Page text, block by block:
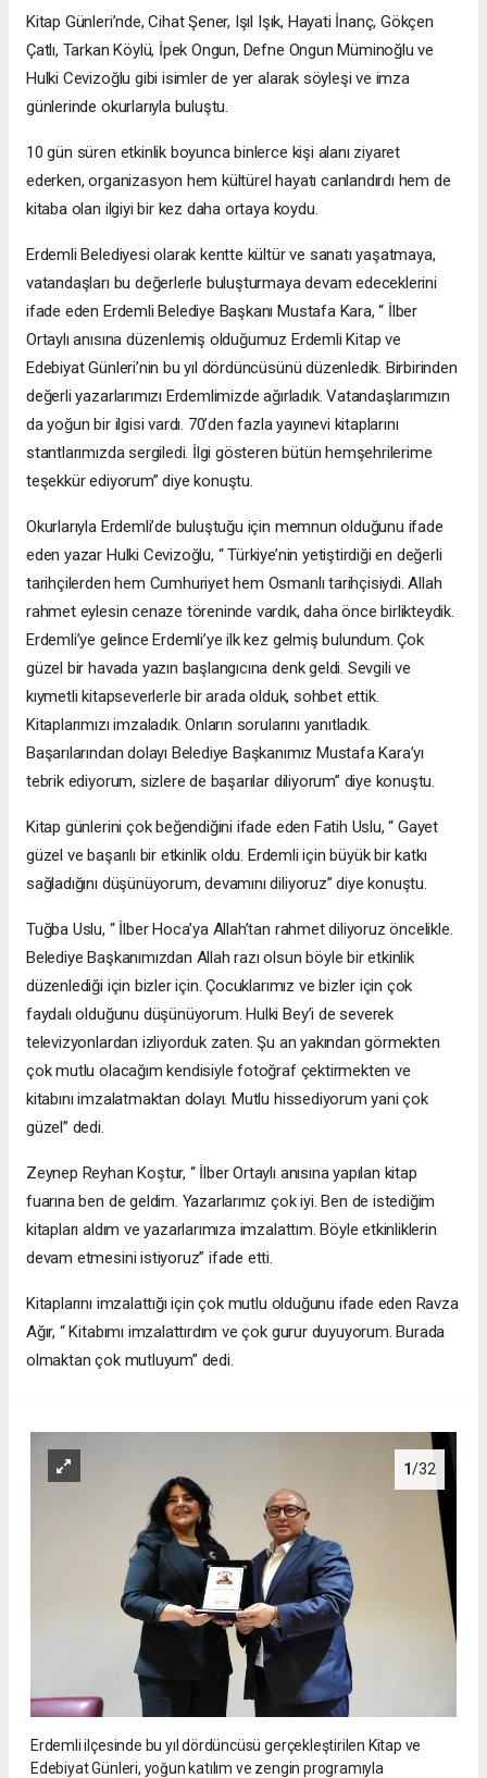
Kitap Günleri’nde, Cihat Şener, Işıl Işık, Hayati İnanç, Gökçen
Çatlı, Tarkan Köylü, İpek Ongun, Defne Ongun Müminoğlu ve
Hulki Cevizoğlu gibi isimler de yer alarak söyleşi ve imza
günlerinde okurlarıyla buluştu.
10 gün süren etkinlik boyunca binlerce kişi alanı ziyaret
ederken, organizasyon hem kültürel hayatı canlandırdı hem de
kitaba olan ilgiyi bir kez daha ortaya koydu.
Erdemli Belediyesi olarak kentte kültür ve sanatı yaşatmaya,
vatandaşları bu değerlerle buluşturmaya devam edeceklerini
ifade eden Erdemli Belediye Başkanı Mustafa Kara, “ İlber
Ortaylı anısına düzenlemiş olduğumuz Erdemli Kitap ve
Edebiyat Günleri’nin bu yıl dördüncüsünü düzenledik. Birbirinden
değerli yazarlarımızı Erdemlimizde ağırladık. Vatandaşlarımızın
da yoğun bir ilgisi vardı. 70’den fazla yayınevi kitaplarını
stantlarımızda sergiledi. İlgi gösteren bütün hemşehrilerime
teşekkür ediyorum” diye konuştu.
Okurlarıyla Erdemli’de buluştuğu için memnun olduğunu ifade
eden yazar Hulki Cevizoğlu, “ Türkiye’nin yetiştirdiği en değerli
tarihçilerden hem Cumhuriyet hem Osmanlı tarihçisiydi. Allah
rahmet eylesin cenaze töreninde vardık, daha önce birlikteydik.
Erdemli’ye gelince Erdemli’ye ilk kez gelmiş bulundum. Çok
güzel bir havada yazın başlangıcına denk geldi. Sevgili ve
kıymetli kitapseverlerle bir arada olduk, sohbet ettik.
Kitaplarımızı imzaladık. Onların sorularını yanıtladık.
Başarılarından dolayı Belediye Başkanımız Mustafa Kara’yı
tebrik ediyorum, sizlere de başarılar diliyorum” diye konuştu.
Kitap günlerini çok beğendiğini ifade eden Fatih Uslu, “ Gayet
güzel ve başarılı bir etkinlik oldu. Erdemli için büyük bir katkı
sağladığını düşünüyorum, devamını diliyoruz” diye konuştu.
Tuğba Uslu, “ İlber Hoca’ya Allah’tan rahmet diliyoruz öncelikle.
Belediye Başkanımızdan Allah razı olsun böyle bir etkinlik
düzenlediği için bizler için. Çocuklarımız ve bizler için çok
faydalı olduğunu düşünüyorum. Hulki Bey’i de severek
televizyonlardan izliyorduk zaten. Şu an yakından görmekten
çok mutlu olacağım kendisiyle fotoğraf çektirmekten ve
kitabını imzalatmaktan dolayı. Mutlu hissediyorum yani çok
güzel” dedi.
Zeynep Reyhan Koştur, “ İlber Ortaylı anısına yapılan kitap
fuarına ben de geldim. Yazarlarımız çok iyi. Ben de istediğim
kitapları aldım ve yazarlarımıza imzalattım. Böyle etkinliklerin
devam etmesini istiyoruz” ifade etti.
Kitaplarını imzalattığı için çok mutlu olduğunu ifade eden Ravza
Ağır, “ Kitabımı imzalattırdım ve çok gurur duyuyorum. Burada
olmaktan çok mutluyum” dedi.
1/32
Erdemli ilçesinde bu yıl dördüncüsü gerçekleştirilen Kitap ve
Edebiyat Günleri, yoğun katılım ve zengin programıyla